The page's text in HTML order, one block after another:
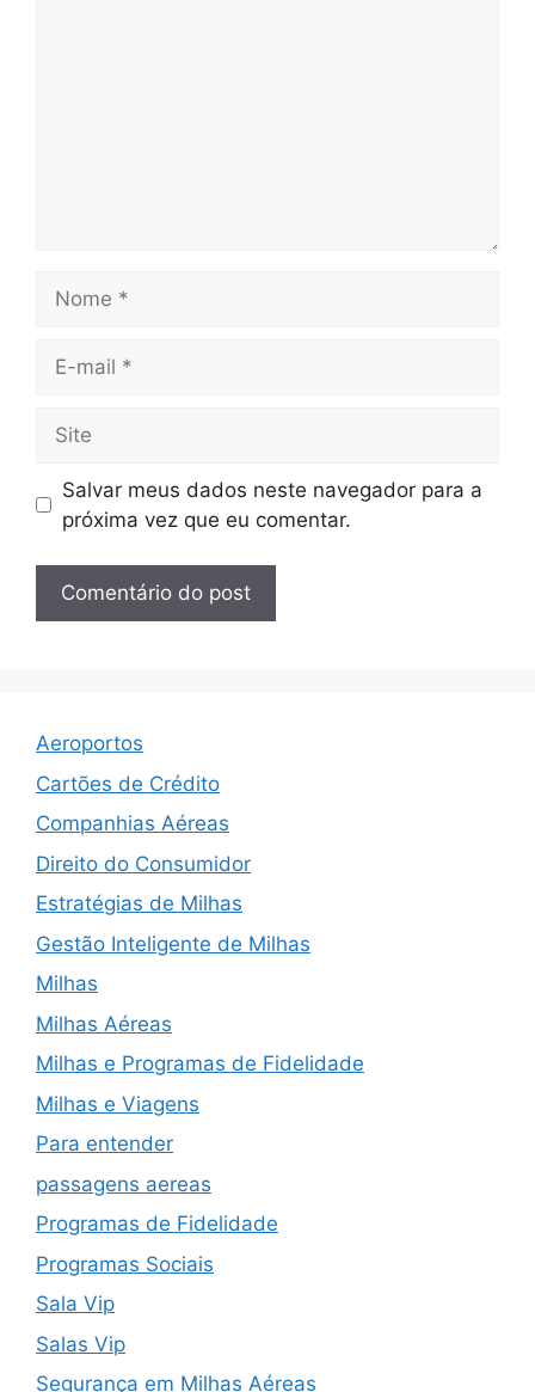
mail
Salvar meus dados neste navegador para a
próxima vez que eu comentar.
Aeroportos
Cartões de Crédito
Companhias Aéreas
Direito do Consumidor
Estratégias de Milhas
Gestão Inteligente de Milhas
Milhas
Milhas Aéreas
Milhas e Programas de Fidelidade
Milhas e Viagens
Para entender
passagens aereas
Programas de Fidelidade
Programas Sociais
Sala Vip
Salas Vip
Segurança em Milhas Aéreas